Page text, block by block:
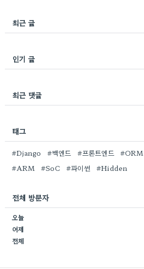
최근 글
인기 글
최근 댓글
태그
#Django #백엔드 #프론트엔드 #ORM
#ARM
#SoC #파이썬 #Hidden
전체 방문자
오늘
어제
전체